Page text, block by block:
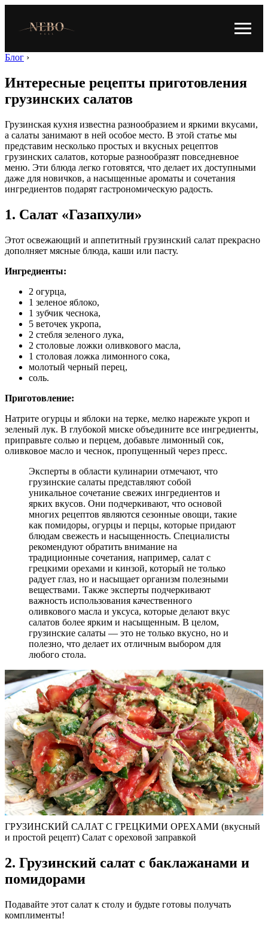
Блог ›
Интересные рецепты приготовления
грузинских салатов
Грузинская кухня известна разнообразием и яркими вкусами,
а салаты занимают в ней особое место. В этой статье мы
представим несколько простых и вкусных рецептов
грузинских салатов, которые разнообразят повседневное
меню. Эти блюда легко готовятся, что делает их доступными
даже для новичков, а насыщенные ароматы и сочетания
ингредиентов подарят гастрономическую радость.
1. Салат «Газапхули»
Этот освежающий и аппетитный грузинский салат прекрасно
дополняет мясные блюда, каши или пасту.
Ингредиенты:
2 огурца,
1 зеленое яблоко,
1 зубчик чеснока,
5 веточек укропа,
2 стебля зеленого лука,
2 столовые ложки оливкового масла,
1 столовая ложка лимонного сока,
молотый черный перец,
соль.
Приготовление:
Натрите огурцы и яблоки на терке, мелко нарежьте укроп и
зеленый лук. В глубокой миске объедините все ингредиенты,
приправьте солью и перцем, добавьте лимонный сок,
оливковое масло и чеснок, пропущенный через пресс.
Эксперты в области кулинарии отмечают, что
грузинские салаты представляют собой
уникальное сочетание свежих ингредиентов и
ярких вкусов. Они подчеркивают, что основой
многих рецептов являются сезонные овощи, такие
как помидоры, огурцы и перцы, которые придают
блюдам свежесть и насыщенность. Специалисты
рекомендуют обратить внимание на
традиционные сочетания, например, салат с
грецкими орехами и кинзой, который не только
радует глаз, но и насыщает организм полезными
веществами. Также эксперты подчеркивают
важность использования качественного
оливкового масла и уксуса, которые делают вкус
салатов более ярким и насыщенным. В целом,
грузинские салаты — это не только вкусно, но и
полезно, что делает их отличным выбором для
любого стола.
ГРУЗИНСКИЙ САЛАТ С ГРЕЦКИМИ ОРЕХАМИ (вкусный
и простой рецепт) Салат с ореховой заправкой
2. Грузинский салат с баклажанами и
помидорами
Подавайте этот салат к столу и будьте готовы получать
комплименты!